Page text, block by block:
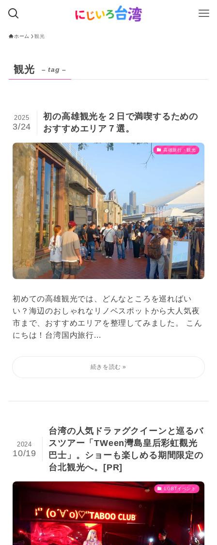
ホーム 観光
観光 – tag –
初の高雄観光を２日で満喫するための
おすすめエリア７選。
2025
3/24
高雄旅行・観光
初めての高雄観光では、どんなところを巡ればい
い？海辺のおしゃれなリノベスポットから大人気夜
市まで、おすすめエリアを整理してみました。 こん
にちは！台湾国内旅行...
台湾の人気ドラァグクイーンと巡るバ
スツアー「TWeen灣島皇后彩虹觀光
巴士」。ショーも楽しめる期間限定の
台北観光へ。[PR]
2024
10/19
LGBTイベント